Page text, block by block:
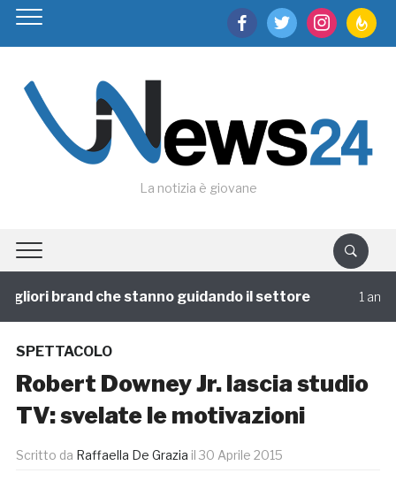
facebooktwitter instagram
La notizia è giovane
brand che stanno guidando il settore 1 annofa
SPETTACOLO
Robert Downey Jr. lascia studio
TV: svelate le motivazioni
Scritto da Raffaella De Grazia il 30 Aprile 2015